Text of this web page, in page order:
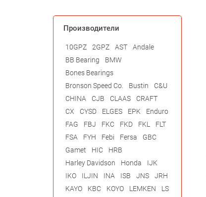
Производители
10GPZ 2GPZ AST
Andale
BB Bearing
BMW
Bones Bearings
Bronson Speed Co.
Bustin
C&U
CHINA
CJB CLAAS
CRAFT
CX
CYSD ELGES EPK
Enduro
FAG
FBJ FKC FKD FKL
FLT
FSA
FYH Febi Fersa
GBC
Gamet
HIC
HRB
Harley Davidson
Honda
IJK
IKO
ILJIN INA ISB JNS
JRH
KAYO
KBC KOYO LEMKEN
LS